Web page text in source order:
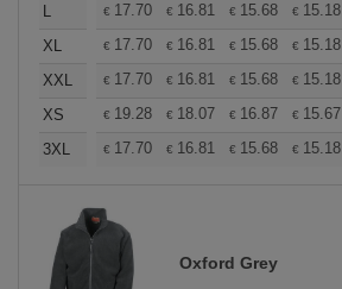
L
€ 17.70 € 16.81 € 15.68 € 15.18
XL
€ 17.70 € 16.81 € 15.68 € 15.18
XXL
€ 17.70 € 16.81 € 15.68 € 15.18
XS
€ 19.28 € 18.07 € 16.87 € 15.67
3XL
€ 17.70 € 16.81 € 15.68 € 15.18
Oxford Grey